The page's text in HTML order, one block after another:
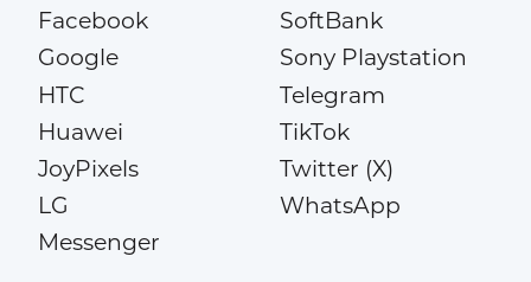
Facebook
Google
HTC
Huawei
JoyPixels
LG
Messenger
SoftBank
Sony Playstation
Telegram
TikTok
Twitter (X)
WhatsApp